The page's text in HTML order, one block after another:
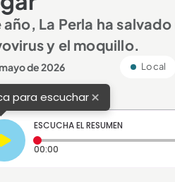
año, La Perla ha
y el moquillo.
de 2026 Local
para escuchar×
ESCUCHA EL RESUMEN
00:00